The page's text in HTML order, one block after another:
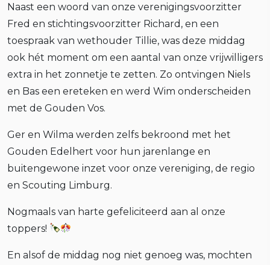
Naast een woord van onze verenigingsvoorzitter
Fred en stichtingsvoorzitter Richard, en een
toespraak van wethouder Tillie, was deze middag
ook hét moment om een aantal van onze vrijwilligers
extra in het zonnetje te zetten. Zo ontvingen Niels
en Bas een ereteken en werd Wim onderscheiden
met de Gouden Vos.
Ger en Wilma werden zelfs bekroond met het
Gouden Edelhert voor hun jarenlange en
buitengewone inzet voor onze vereniging, de regio
en Scouting Limburg.
Nogmaals van harte gefeliciteerd aan al onze
toppers!
En alsof de middag nog niet genoeg was, mochten